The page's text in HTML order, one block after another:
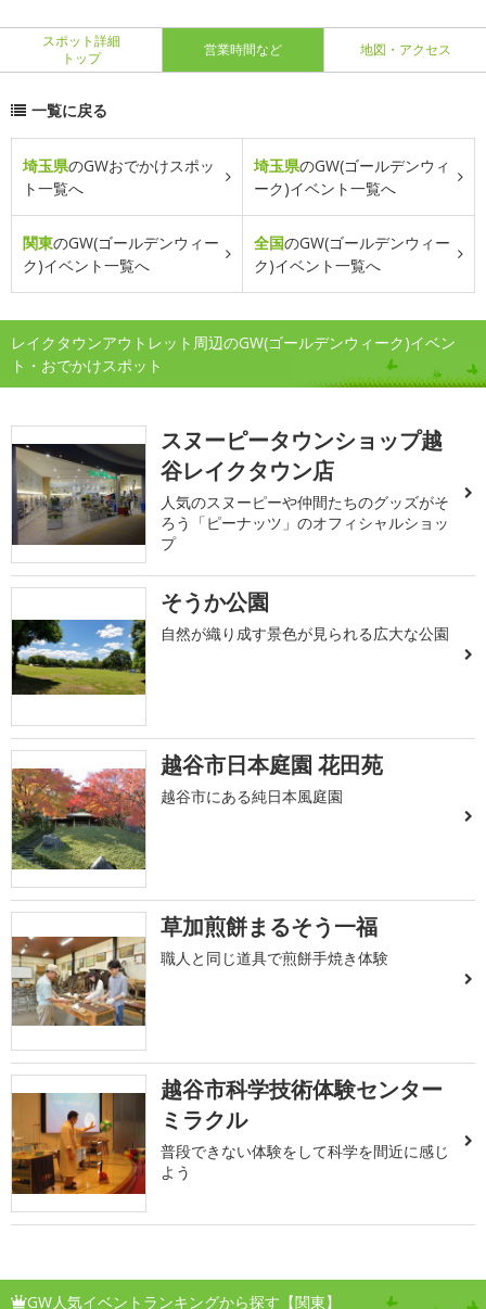
スポット詳細
トップ
営業時間など 地図・アクセス
一覧に戻る
埼玉県のGWおでかけスポッ
ト一覧へ
埼玉県のGW(ゴールデンウィ
ーク)イベント一覧へ
関東のGW(ゴールデンウィー
ク)イベント一覧へ
全国のGW(ゴールデンウィー
ク)イベント一覧へ
レイクタウンアウトレット周辺のGW(ゴールデンウィーク)イベン
ト・おでかけスポット
スヌーピータウンショップ越
谷レイクタウン店
人気のスヌーピーや仲間たちのグッズがそ
ろう「ピーナッツ」のオフィシャルショッ
プ
そうか公園
自然が織り成す景色が見られる広大な公園
越谷市日本庭園 花田苑
越谷市にある純日本風庭園
草加煎餅まるそう一福
職人と同じ道具で煎餅手焼き体験
越谷市科学技術体験センター
ミラクル
普段できない体験をして科学を間近に感じ
よう
GW人気イベントランキングから探す【関東】